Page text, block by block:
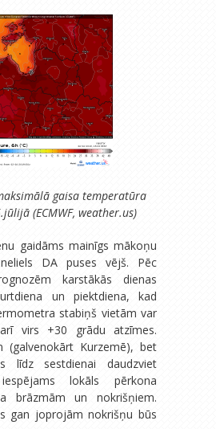
gaisa temperatūra
(ECMWF, weather.us)
gaidāms mainīgs mākoņu
DA puses vējš. Pēc
karstākās dienas
un piektdiena, kad
stabiņš vietām var
virs +30 grādu atzīmes.
(galvenokārt Kurzemē), bet
līdz sestdienai daudzviet
lokāls pērkona
brāzmām un nokrišņiem.
gan joprojām nokrišņu būs